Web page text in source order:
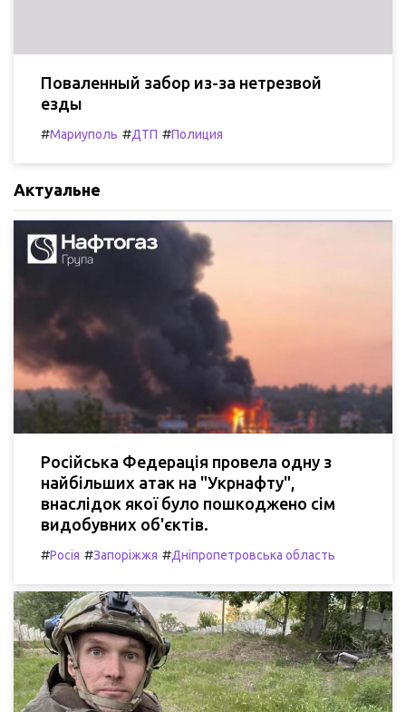
Поваленный забор из-за нетрезвой
езды
#Мариуполь #ДТП #Полиция
Актуальне
Російська Федерація провела одну з
найбільших атак на "Укрнафту",
внаслідок якої було пошкоджено сім
видобувних об'єктів.
#Росія #Запоріжжя #Дніпропетровська область